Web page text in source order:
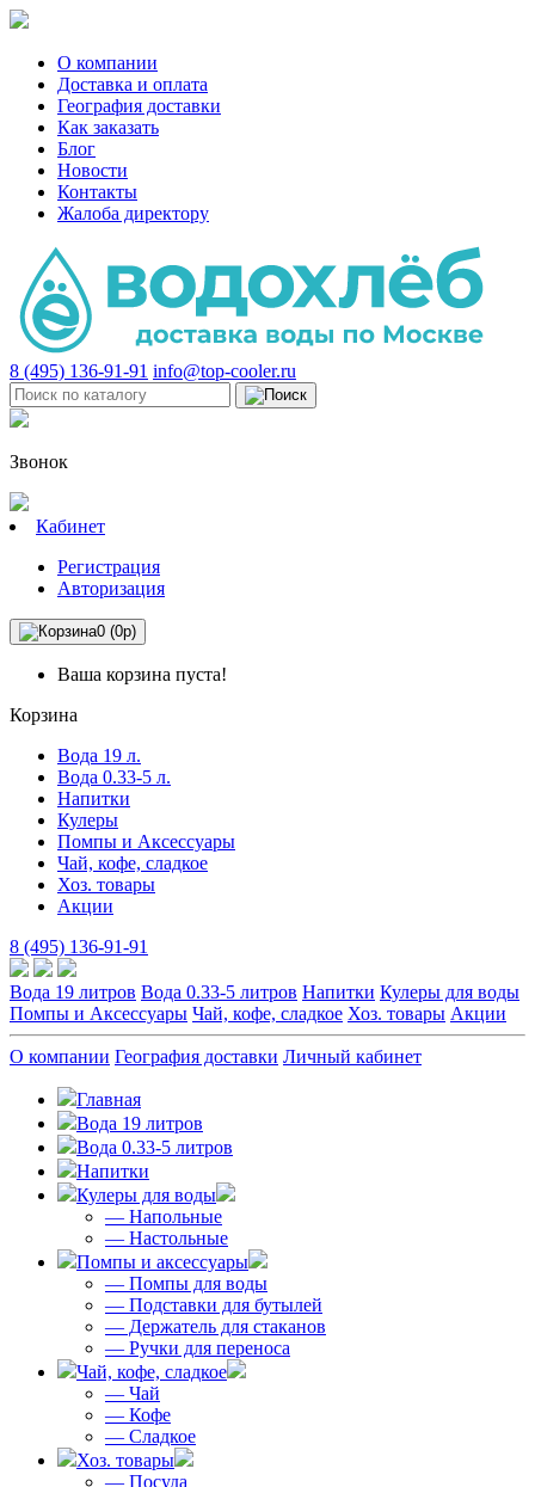
О компании
Доставка и оплата
География доставки
Как заказать
Блог
Новости
Контакты
Жалоба директору
8 (495) 136-91-91 info@top-cooler.ru
Звонок
Кабинет
Регистрация
Авторизация
0 (0р)
Ваша корзина пуста!
Корзина
Вода 19 л.
Вода 0.33-5 л.
Напитки
Кулеры
Помпы и Аксессуары
Чай, кофе, сладкое
Хоз. товары
Акции
8 (495) 136-91-91
Вода 19 литров Вода 0.33-5 литров Напитки Кулеры для воды
Помпы и Аксессуары Чай, кофе, сладкое Хоз. товары Акции
О компании География доставки Личный кабинет
Главная
Вода 19 литров
Вода 0.33-5 литров
Напитки
Кулеры для воды
— Напольные
— Настольные
Помпы и аксессуары
— Помпы для воды
— Подставки для бутылей
— Держатель для стаканов
— Ручки для переноса
Чай, кофе, сладкое
— Чай
— Кофе
— Сладкое
Хоз. товары
— Посуда